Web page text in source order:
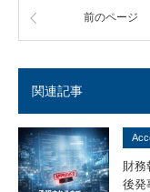
前のページ
関連記事
財
後発